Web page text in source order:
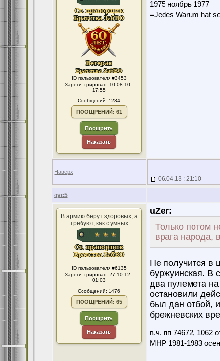
ID пользователя #3453
Зарегистрирован: 10.08.10 :
17:55
Сообщений: 1234
ПООЩРЕНИЙ: 61
Поощрить
Наказать
1975 ноябрь 1977
=Jedes Warum hat
Наверх
06.04.13 : 21:10
оус5
В армию берут здоровых, а
требуют, как с умных
ID пользователя #6135
Зарегистрирован: 27.10.12 :
01:03
Сообщений: 1476
ПООЩРЕНИЙ: 65
Поощрить
Наказать
uZer:
Только потом
врага народа,
Не получится в
буржуинская. В
два пулемета
остановили
был дан отбой,
брежневских
в.ч. пп 74672, 1062
МНР 1981-1983